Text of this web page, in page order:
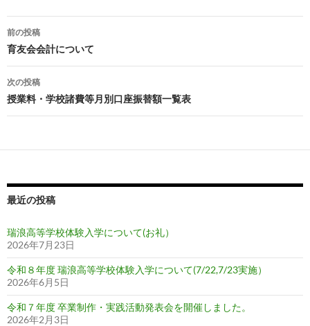
投
稿
ナ
ビ
ゲ
ー
ョ
前の投稿
育友会会計について
次の投稿
授業料・学校諸費等月別口座振替額一覧表
最近の投稿
瑞浪高等学校体験入学について(お礼）
2026年7月23日
令和８年度 瑞浪高等学校体験入学について(7/22,7/23実施）
2026年6月5日
令和７年度 卒業制作・実践活動発表会を開催しました。
2026年2月3日